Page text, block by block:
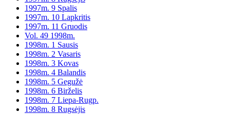
1997m. 9 Spalis
1997m. 10 Lapkritis
1997m. 11 Gruodis
Vol. 49 1998m.
1998m. 1 Sausis
1998m. 2 Vasaris
1998m. 3 Kovas
1998m. 4 Balandis
1998m. 5 Gegužė
1998m. 6 Birželis
1998m. 7 Liepa-Rugp.
1998m. 8 Rugsėjis